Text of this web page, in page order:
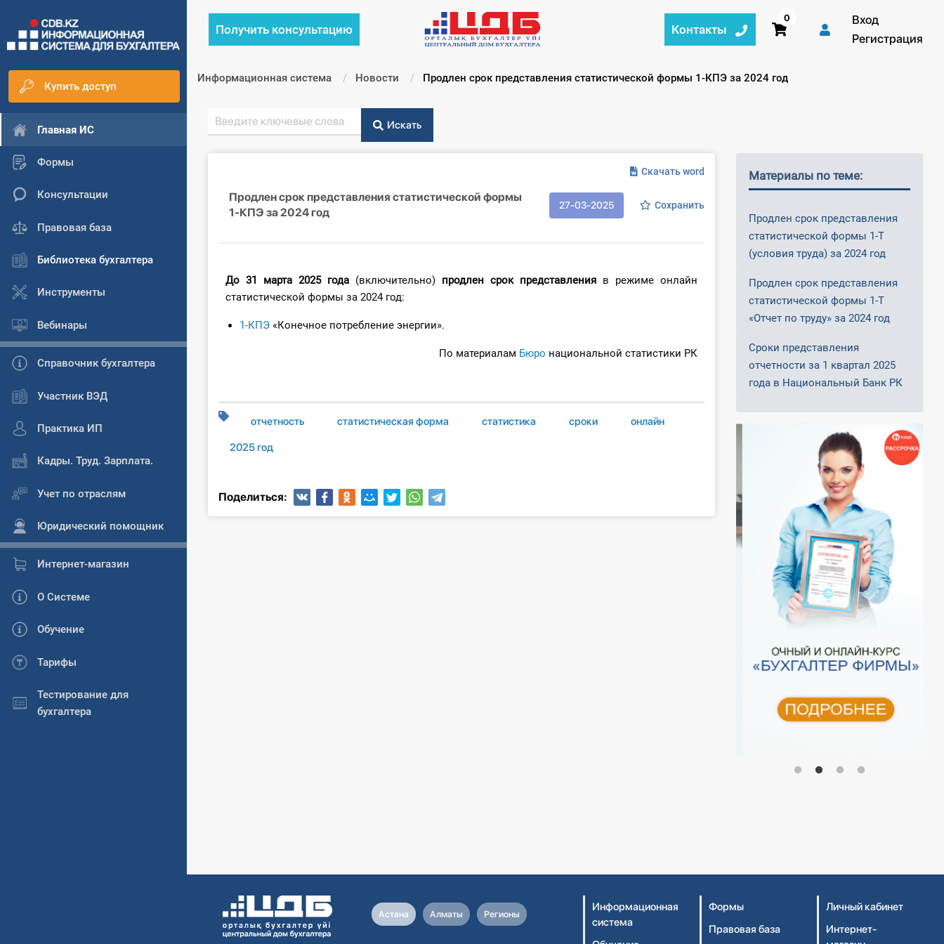
Купить доступ
Главная ИС
Формы
Консультации
Правовая база
Библиотека бухгалтера
Инструменты
Вебинары
Справочник бухгалтера
Участник ВЭД
Практика ИП
Кадры. Труд. Зарплата.
Учет по отраслям
Юридический помощник
Интернет-магазин
О Системе
Обучение
Тарифы
Тестирование для
бухгалтера
Получить консультацию Контакты
0
Вход
Регистрация
Информационная система Новости Текущий:
Продлен срок представления статистической формы 1-КПЭ за 2024 год
Искать
Скачать word
Продлен срок представления статистической формы
1-КПЭ за 2024 год
27-03-2025 Сохранить
До 31 марта 2025 года (включительно) продлен срок представления в режиме онлайн
статистической формы за 2024 год:
1-КПЭ «Конечное потребление энергии».
По материалам Бюро национальной статистики РК
отчетность статистическая форма статистика сроки онлайн
2025 год
Поделиться:
Материалы по теме:
Продлен срок представления
статистической формы 1-Т
(условия труда) за 2024 год
Продлен срок представления
статистической формы 1-Т
«Отчет по труду» за 2024 год
Сроки представления
отчетности за 1 квартал 2025
года в Национальный Банк РК
Астана Алматы Регионы
Информационная
система
Формы
Правовая база
Личный кабинет
Интернет-